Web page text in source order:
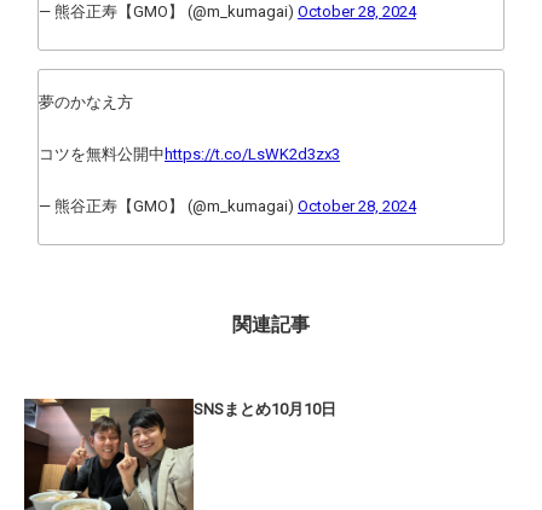
— 熊谷正寿【GMO】 (@m_kumagai) October 28, 2024
夢のかなえ方
コツを無料公開中 https://t.co/LsWK2d3zx3
— 熊谷正寿【GMO】 (@m_kumagai) October 28, 2024
関連記事
SNSまとめ10月10日